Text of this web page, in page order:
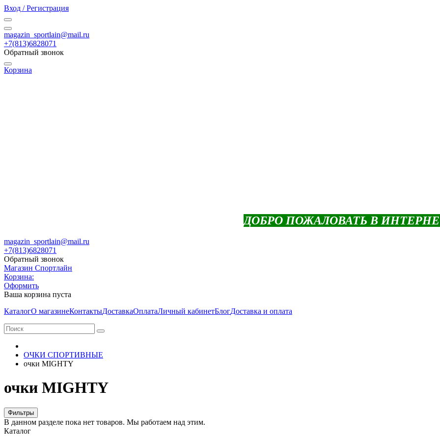
Вход / Регистрация
magazin_sportlain@mail.ru
+7(813)6828071
Обратный звонок
Корзина
ДОБРО ПОЖАЛОВАТЬ В
magazin_sportlain@mail.ru
+7(813)6828071
Обратный звонок
Магазин Спортлайн
Корзина:
Оформить
Ваша корзина пуста
КаталогО магазинеКонтактыДоставкаОплатаЛичный кабинетБлогДоставка и оплата
ОЧКИ СПОРТИВНЫЕ
очки MIGHTY
очки MIGHTY
Фильтры
В данном разделе пока нет товаров. Мы работаем над этим.
Каталог